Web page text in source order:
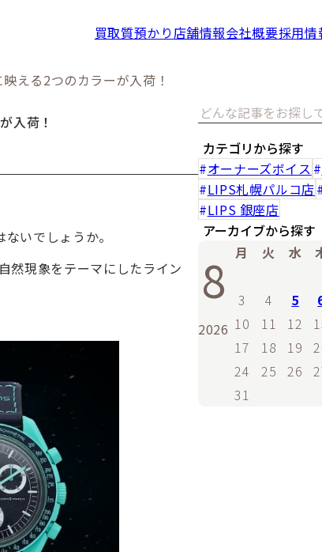
買取質預かり 店舗情報会社概要採用情
える2つのカラーが入荷！
入荷！
いでしょうか。
然現象をテーマにしたライン
カテゴリから探す
オーナーズボイス
LIPS札幌パルコ店
LIPS 銀座店
アーカイブから探す
8
2026
月 火 水
3
4 5
10
11 12
17
18 19
24
25 26
31